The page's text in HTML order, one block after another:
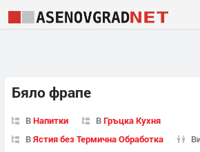
Бяло фрапе
ВНапитки ВГръцка Кухня
ВЯстия без Термична Обработка